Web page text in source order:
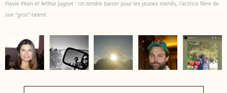
Flavie Péan et Arthur Jugnot : Un tendre baiser pour les jeunes mariés, l'actrice fière de
son "gros" talent